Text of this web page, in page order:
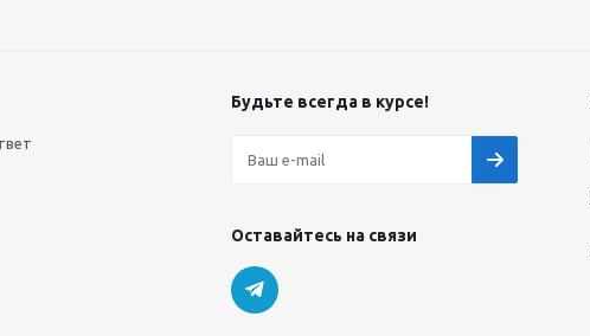
Будьте всегда в курсе!
Оставайтесь на связи